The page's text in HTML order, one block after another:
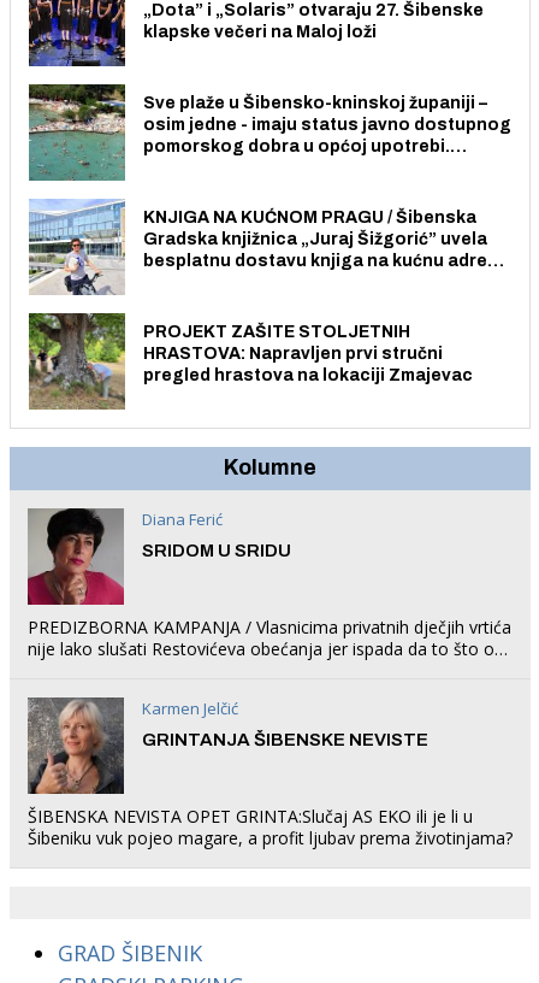
„Dota” i „Solaris” otvaraju 27. Šibenske
klapske večeri na Maloj loži
Sve plaže u Šibensko-kninskoj županiji –
osim jedne - imaju status javno dostupnog
pomorskog dobra u općoj upotrebi.
KNJIGA NA KUĆNOM PRAGU / Šibenska
Gradska knjižnica „Juraj Šižgorić” uvela
besplatnu dostavu knjiga na kućnu adresu
PROJEKT ZAŠITE STOLJETNIH
HRASTOVA: Napravljen prvi stručni
pregled hrastova na lokaciji Zmajevac
Kolumne
Diana Ferić
SRIDOM U SRIDU
PREDIZBORNA KAMPANJA / Vlasnicima privatnih dječjih vrtića
nije lako slušati Restovićeva obećanja jer ispada da to što oni
Karmen Jelčić
GRINTANJA ŠIBENSKE NEVISTE
ŠIBENSKA NEVISTA OPET GRINTA:Slučaj AS EKO ili je li u
Šibeniku vuk pojeo magare, a profit ljubav prema životinjama?
GRAD ŠIBENIK